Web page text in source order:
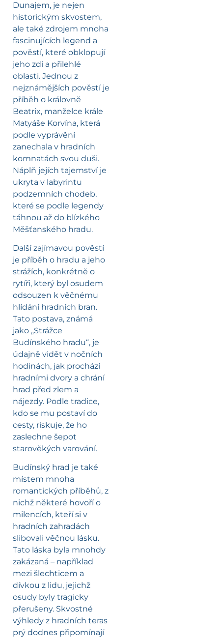
Dunajem, je nejen
historickým skvostem,
ale také zdrojem mnoha
fascinujících legend a
pověstí, které obklopují
jeho zdi a přilehlé
oblasti. Jednou z
nejznámějších pověstí je
příběh o královně
Beatrix, manželce krále
Matyáše Korvína, která
podle vyprávění
zanechala v hradních
komnatách svou duši.
Náplň jejích tajemství je
ukryta v labyrintu
podzemních chodeb,
které se podle legendy
táhnou až do blízkého
Měšťanského hradu.
Další zajímavou pověstí
je příběh o hradu a jeho
strážích, konkrétně o
rytíři, který byl osudem
odsouzen k věčnému
hlídání hradních bran.
Tato postava, známá
jako „Strážce
Budínského hradu“, je
údajně vidět v nočních
hodinách, jak prochází
hradními dvory a chrání
hrad před zlem a
nájezdy. Podle tradice,
kdo se mu postaví do
cesty, riskuje, že ho
zaslechne šepot
starověkých varování.
Budínský hrad je také
místem mnoha
romantických příběhů, z
nichž některé hovoří o
milencích, kteří si v
hradních zahradách
slibovali věčnou lásku.
Tato láska byla mnohdy
zakázaná – například
mezi šlechticem a
dívkou z lidu, jejichž
osudy byly tragicky
přerušeny. Skvostné
výhledy z hradních teras
prý dodnes připomínají